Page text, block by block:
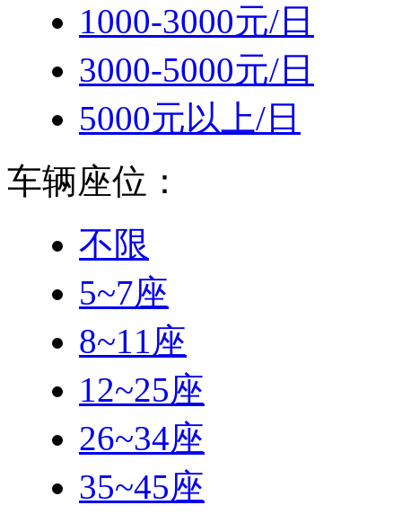
1000-3000元/日
3000-5000元/日
5000元以上/日
车辆座位：
不限
5~7座
8~11座
12~25座
26~34座
35~45座